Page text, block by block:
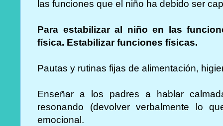
las funciones que el niño ha debido ser
Para estabilizar al niño en las
física. Estabilizar funciones físicas.
Pautas y rutinas fijas de alimentación,
Enseñar a los padres a hablar
resonando (devolver verbalmente lo
emocional.